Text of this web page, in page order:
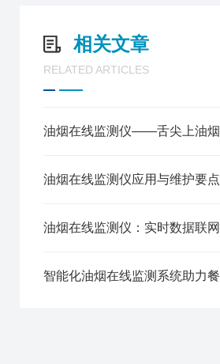
相关文章
RELATED ARTICLES
油烟在线监测仪应用与维护要点